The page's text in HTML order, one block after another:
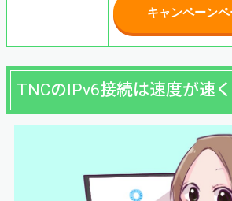
キャンペーン
TNCのIPv6接続は速度が速